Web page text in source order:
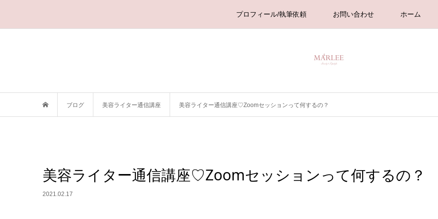
プロフィール/執筆依頼 お問い合わせ ホーム
ブログ 美容ライター通信講座 美容ライター通信講座♡Zoomセッションって何するの？
美容ライター通信講座♡Zoomセッションって何するの？
2021.02.17